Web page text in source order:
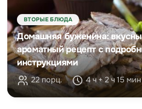
ВТОРЫЕ БЛЮДА
Домашняя буженина:
ароматный рецепт с
инструкциями
22 порц. 4 ч + 2 ч 15 мин